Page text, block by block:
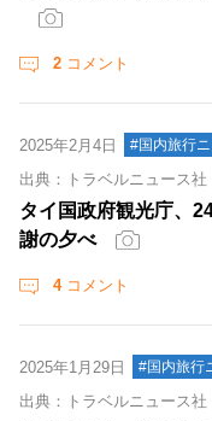
2 コメント
2025年2月4日 #国内旅行
出典：トラベルニュース社
タイ国政府観光庁、
謝の夕べ
4コメント
2025年1月29日 #国内旅行
出典：トラベルニュース社